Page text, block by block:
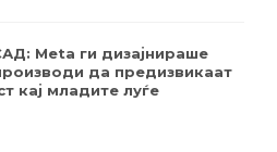
Meta ги дизајнираше
да предизвикаат
кај младите луѓе